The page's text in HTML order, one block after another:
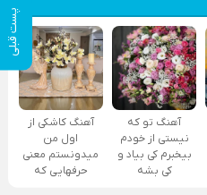
پست قبلی
آهنگ تو که
نیستی از خودم
بیخبرم کی بیاد و
کی بشه
آهنگ کاشکی از
اول من
میدونستم معنی
حرفهایی که